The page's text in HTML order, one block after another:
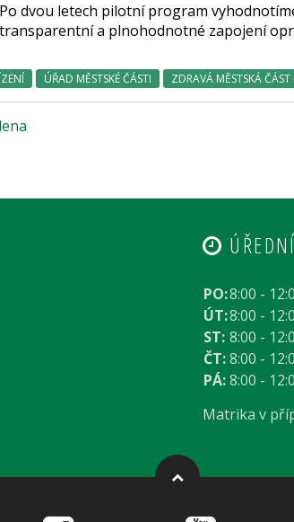
Po dvou letech pilotní program
transparentní a plnohodnotné zapojení
ÚŘAD MĚSTSKÉ ČÁSTI ZDRAVÁ MĚSTSKÁ ČÁST
PO:8:00 -
ÚT:8:00 -
ST: 8:00 -
ČT: 8:00 -
PÁ: 8:00 -
Matrika v